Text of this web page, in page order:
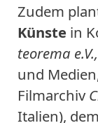
Zudem
Künste in
teorema e.V.,
und
Filmarchiv
Italien),